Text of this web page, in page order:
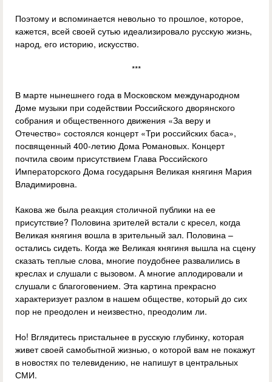
Поэтому и вспоминается невольно то прошлое, которое,
кажется, всей своей сутью идеализировало русскую жизнь,
народ, его историю, искусство.
***
В марте нынешнего года в Московском международном
Доме музыки при содействии Российского дворянского
собрания и общественного движения «За веру и
Отечество» состоялся концерт «Три российских баса»,
посвященный 400-летию Дома Романовых. Концерт
почтила своим присутствием Глава Российского
Императорского Дома государыня Великая княгиня Мария
Владимировна.
Какова же была реакция столичной публики на ее
присутствие? Половина зрителей встали с кресел, когда
Великая княгиня вошла в зрительный зал. Половина –
остались сидеть. Когда же Великая княгиня вышла на сцену
сказать теплые слова, многие поудобнее развалились в
креслах и слушали с вызовом. А многие аплодировали и
слушали с благоговением. Эта картина прекрасно
характеризует разлом в нашем обществе, который до сих
пор не преодолен и неизвестно, преодолим ли.
Но! Вглядитесь пристальнее в русскую глубинку, которая
живет своей самобытной жизнью, о которой вам не покажут
в новостях по телевидению, не напишут в центральных
СМИ.